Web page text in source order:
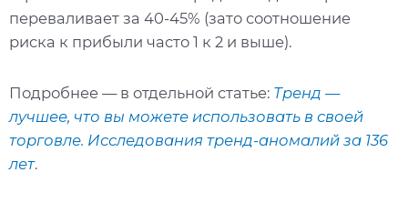
переваливает за 40-45% (зато соотношение
риска к прибыли часто 1 к 2 и выше).
Подробнее — в отдельной статье: Тренд —
лучшее, что вы можете использовать в своей
торговле. Исследования тренд-аномалий за 136
лет.